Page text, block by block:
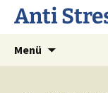
Anti
Menü